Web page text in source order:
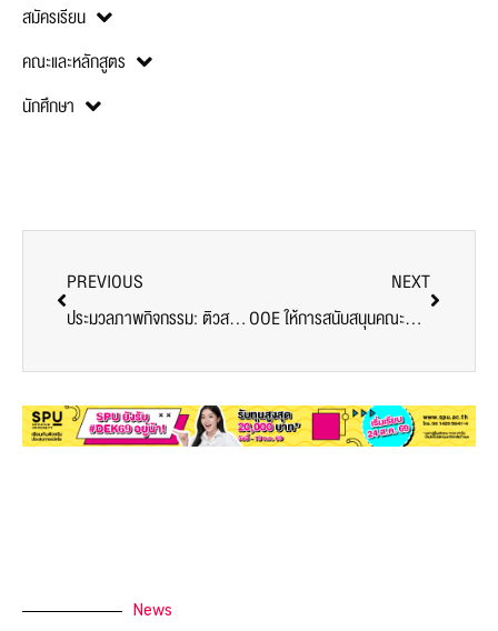
สมัครเรียน
คณะและหลักสูตร
นักศึกษา
PREVIOUS
ประมวลภาพกิจกรรม: ติวสอบใบอนุญาตว่าความ “ตั๋วทนาย”
NEXT
OOE ให้การสนับสนุนคณะศิลปศาสตร์ จัดกิจกรรม Future Language Skills for Brighter Career Opportunities แบบออนไลน์
News